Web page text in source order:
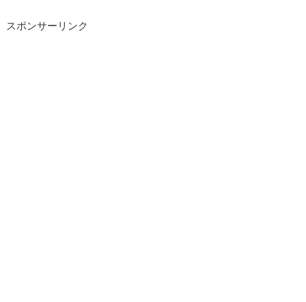
スポンサーリンク